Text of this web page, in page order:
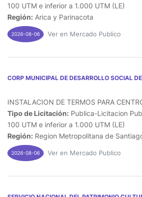
100 UTM e inferior a 1.000 UTM (LE)
Región: Arica y Parinacota
2026-08-06 Ver en Mercado Publico
CORP MUNICIPAL DE DESARROLLO SOCIAL
INSTALACION DE TERMOS PARA
Tipo de Licitación: Publica-Licitacion
100 UTM e inferior a 1.000 UTM (LE)
Región: Region Metropolitana de
2026-08-06 Ver en Mercado Publico